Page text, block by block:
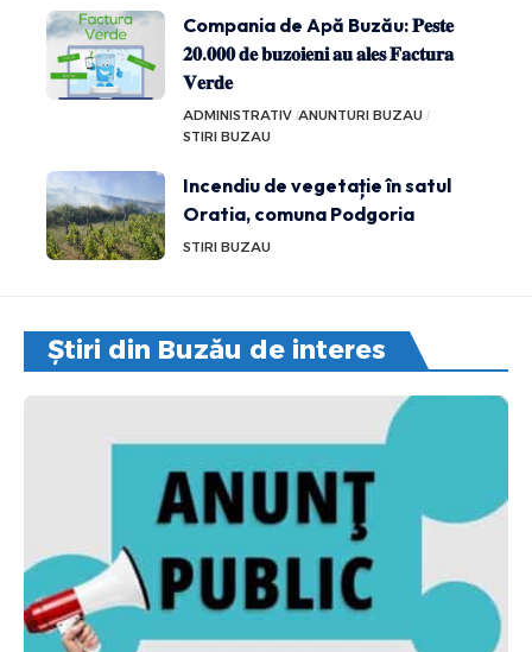
Compania de Apă Buzău: 𝐏𝐞𝐬𝐭𝐞
𝟐𝟎.𝟎𝟎𝟎 𝐝𝐞 𝐛𝐮𝐳𝐨𝐢𝐞𝐧𝐢 𝐚𝐮 𝐚𝐥𝐞𝐬 𝐅𝐚𝐜𝐭𝐮𝐫𝐚
𝐕𝐞𝐫𝐝𝐞
ADMINISTRATIV ANUNTURI BUZAU
STIRI BUZAU
Incendiu de vegetație în satul
Oratia, comuna Podgoria
STIRI BUZAU
Știri din Buzău de interes